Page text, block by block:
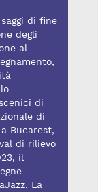
di fine
degli
al
di
di
Bucarest,
di rilievo
il
La